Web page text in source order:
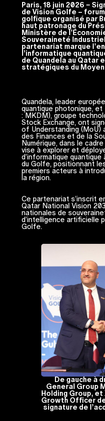
Paris, 18 juin 2026 –
de Vision Golfe –
golfique organisé par
haut patronage du
Ministère de
Souveraineté
partenariat marque
l’informatique
de Quandela au Qatar
stratégiques du
Quandela, leader
quantique photonique, et
: MKDM), groupe
Stock Exchange, ont
of Understanding (MoU)
des Finances et de la
Numérique, dans le
vise à explorer et
d’informatique
du Golfe, positionnant
premiers acteurs à
la région.
Ce partenariat s’inscrit
Qatar National Vision
nationales de
d’intelligence artificielle
Golfe.
De gauche à
General Group
Holding Group,
Growth Officer
signature de